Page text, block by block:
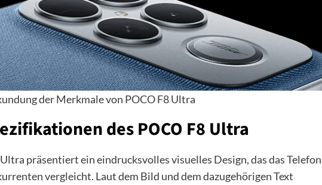
der Merkmale von POCO F8 Ultra
des POCO F8 Ultra
präsentiert ein eindrucksvolles visuelles Design, das das Telefon
vergleicht. Laut dem Bild und dem dazugehörigen Text